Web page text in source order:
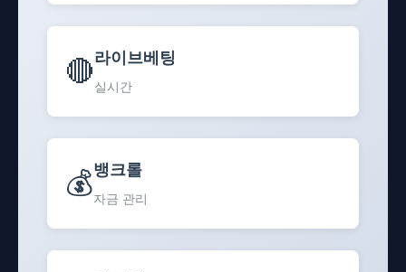
🔴라이브베팅
실시간
💰뱅크롤
자금 관리